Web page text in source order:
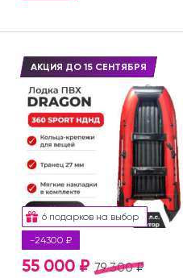
6 подарков на выбор
-24300 ₽
АКЦИЯ ДО 15 СЕНТЯБРЯ
79 300 ₽
55 000 ₽